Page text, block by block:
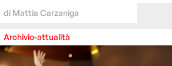
di Mattia Carzaniga
Archivio-attualità